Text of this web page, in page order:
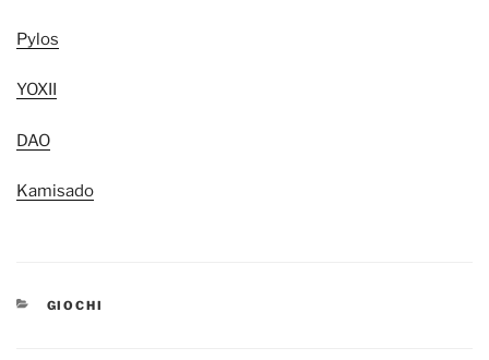
Pylos
YOXII
DAO
Kamisado
CATEGORIE
GIOCHI